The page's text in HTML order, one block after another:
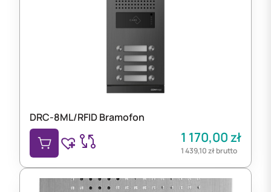
DRC-8ML/RFID Bramofon
1 170,00zł
1 439,10złbrutto